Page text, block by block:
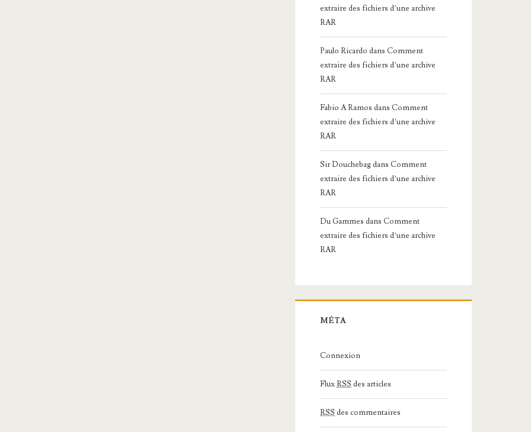
extraire des fichiers d’une archive
RAR
Paulo Ricardo dansComment
extraire des fichiers d’une archive
RAR
Fabio A Ramos dansComment
extraire des fichiers d’une archive
RAR
Sir DouchebagdansComment
extraire des fichiers d’une archive
RAR
Du Gammes dansComment
extraire des fichiers d’une archive
RAR
MÉTA
Connexion
FluxRSS des articles
RSS des commentaires